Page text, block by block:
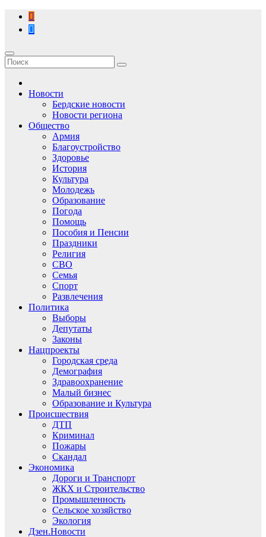
Перейти
содержимому
Новости
Бердские новости
Новости региона
Общество
Армия
Благоустройство
Здоровье
История
Культура
Молодежь
Образование
Погода
Помощь
Пособия и Пенсии
Праздники
Религия
СВО
Семья
Спорт
Развлечения
Политика
Выборы
Депутаты
Законы
Нацпроекты
Городская среда
Демография
Здравоохранение
Малый бизнес
Образование и Культура
Происшествия
ДТП
Криминал
Пожары
Скандал
Экономика
Дороги и Транспорт
ЖКХ и Строительство
Промышленность
Сельское хозяйство
Экология
Дзен.Новости